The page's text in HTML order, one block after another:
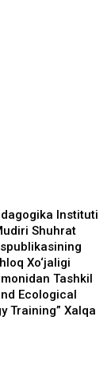
Instituti
Shuhrat
Xo‘jaligi
Tashkil
Ecological
Training” Xalqa